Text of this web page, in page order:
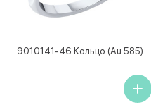
9010141-46 Кольцо (Au 585)